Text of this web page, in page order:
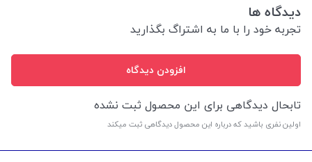
دیدگاه ها
تجربه خود را با ما به اشتراگ بگذارید
افزودن دیدگاه
تابحال دیدگاهی برای این محصول ثبت نشده
اولین نفری باشید که درباره این محصول دیدگاهی ثبت میکند